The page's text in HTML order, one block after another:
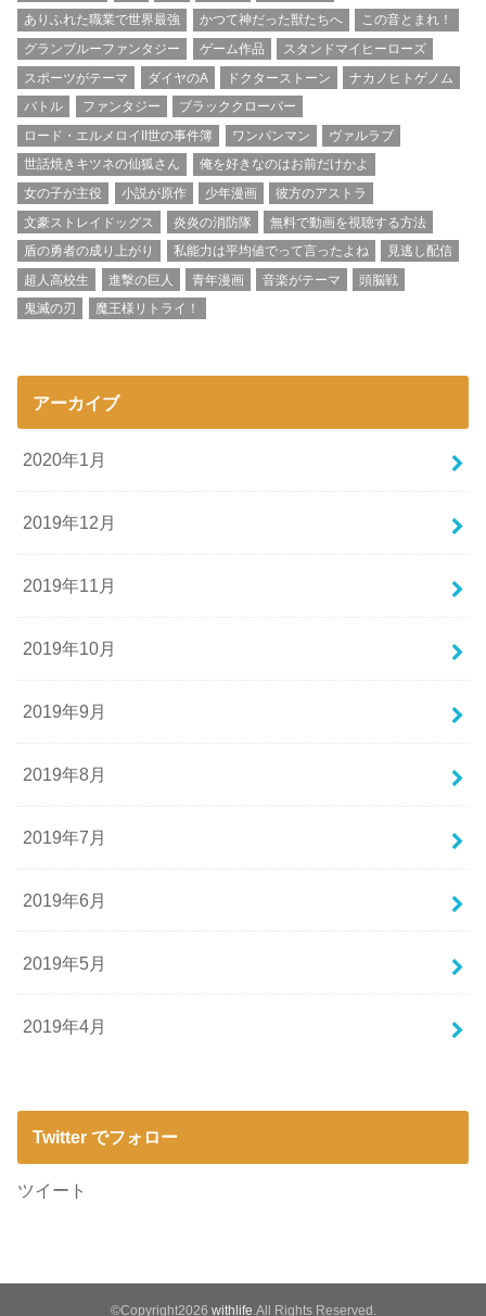
ありふれた職業で世界最強
かつて神だった獣たちへ
この音とまれ！
グランブルーファンタジー
ゲーム作品
スタンドマイヒーローズ
スポーツがテーマ
ダイヤのA ドクターストーン
ナカノヒトゲノム
バトル
ファンタジー
ブラッククローバー
ロード・エルメロイII世の事件簿
ワンパンマン
ヴァルラブ
世話焼きキツネの仙狐さん
俺を好きなのはお前だけかよ
女の子が主役
小説が原作 少年漫画
彼方のアストラ
文豪ストレイドッグス
炎炎の消防隊
無料で動画を視聴する方法
盾の勇者の成り上がり
私能力は平均値でって言ったよね
見逃し配信
超人高校生
進撃の巨人 青年漫画 音楽がテーマ
頭脳戦
鬼滅の刃
魔王様リトライ！
アーカイブ
2020年1月
2019年12月
2019年11月
2019年10月
2019年9月
2019年8月
2019年7月
2019年6月
2019年5月
2019年4月
Twitter でフォロー
ツイート
©Copyright2026 withlife .All Rights Reserved.